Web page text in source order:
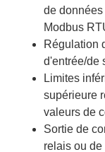
de
Modbus
Régulation
d'entrée/de
Limites
supérieure
valeurs de
Sortie de
relais ou de